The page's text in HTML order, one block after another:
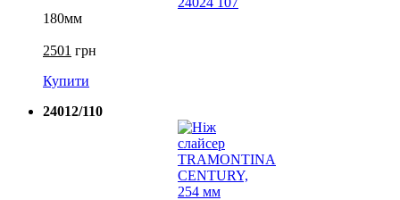
180мм
2501 грн
Купити
24012/110